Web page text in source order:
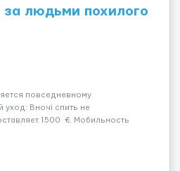
за людьми похилого
повседневному
Вночі спить не
1500 €. Мобильность
за жінкою. Условия и